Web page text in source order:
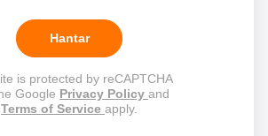
Hantar
is protected by reCAPTCHA
Google Privacy Policy and
Terms of Service apply.